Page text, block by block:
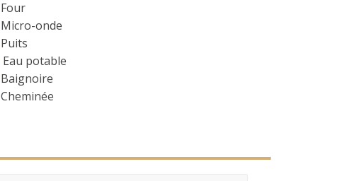
Four
Micro-onde
Puits
Eau potable
Baignoire
Cheminée